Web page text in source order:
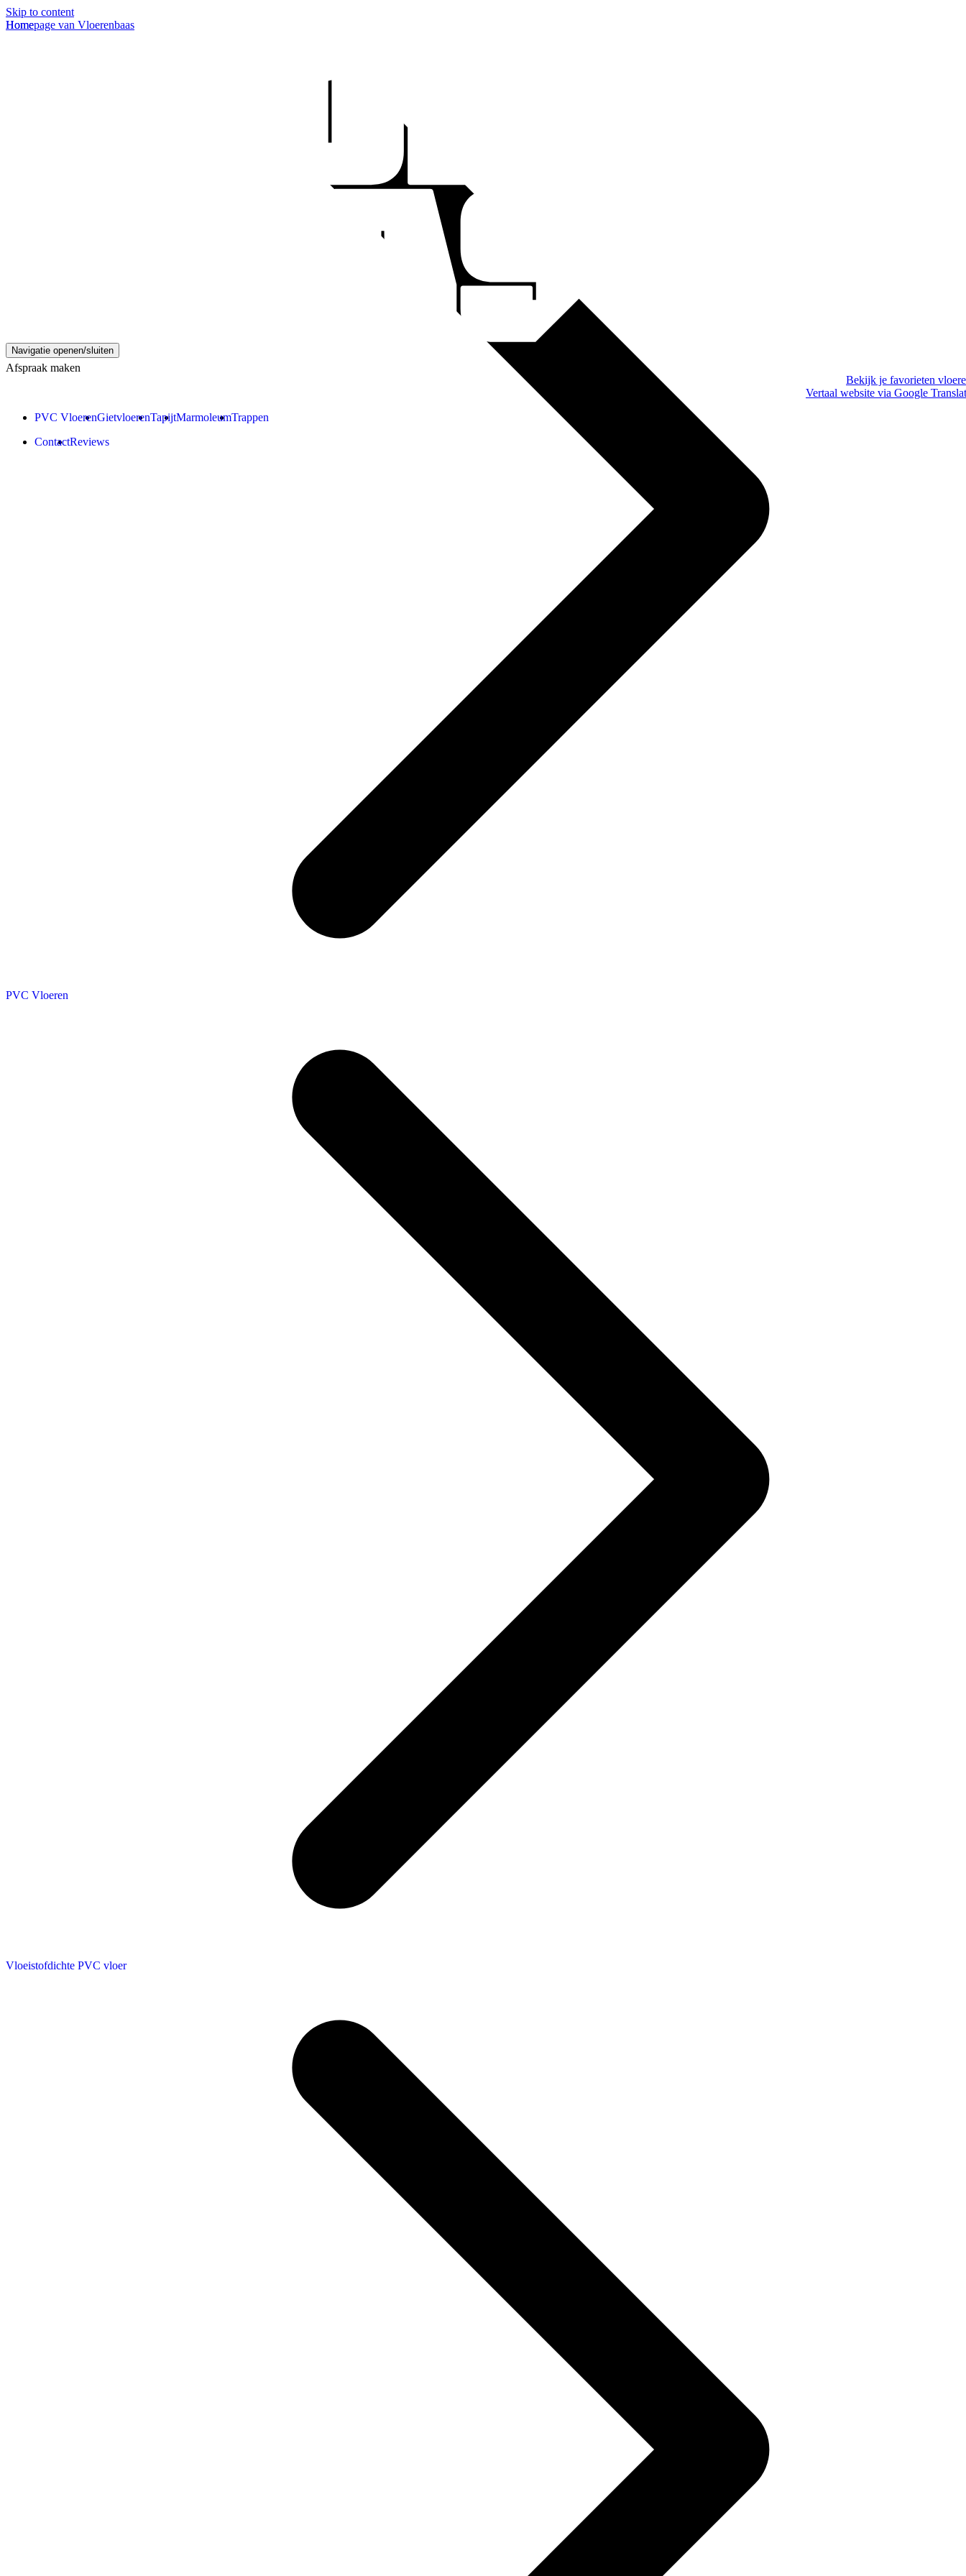
Skip to content
Homepage van Vloerenbaas
Navigatie openen/sluiten
Afspraak maken
Bekijk je favorieten
Vertaal website via Google
PVC VloerenGietvloerenTapijtMarmoleumTrappen
ContactReviews
Home
PVC Vloeren
Vloeistofdichte PVC vloer